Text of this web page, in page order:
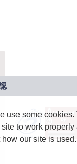
use some cookies.
to work
our site is used.